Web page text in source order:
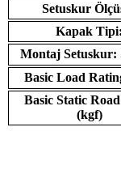
Setuskur
Kapak Tipi:
Montaj Setuskur:
Basic Load
Basic Static
(kgf)